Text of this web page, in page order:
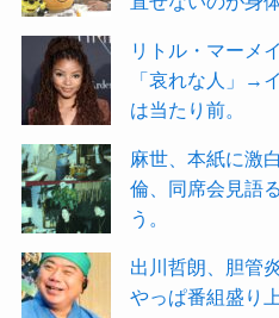
リトル・マーメ
「哀れな人」→
は当たり前。
麻世、本紙に激
倫、同席会見語
う。
出川哲朗、胆管
やっぱ番組盛り